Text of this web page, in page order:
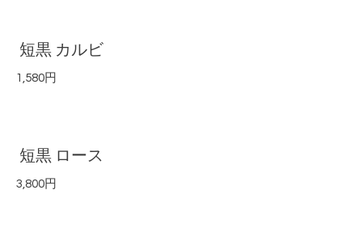
短黒 カルビ
1,580円
短黒 ロース
3,800円